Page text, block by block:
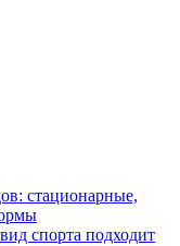
стационарные,
спорта подходит